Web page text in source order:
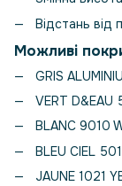
Відстань від
Можливі
GRIS
VERT D&EAU
BLANC 9010
BLEU CIEL
JAUNE 1021